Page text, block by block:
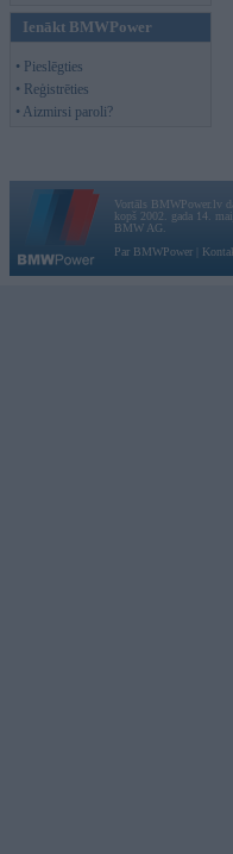
Ienākt BMWPower
• Pieslēgties
• Reģistrēties
• Aizmirsi paroli?
Vortāls BMWPower.lv
kopš 2002. gada 14.
BMW AG.
Par BMWPower